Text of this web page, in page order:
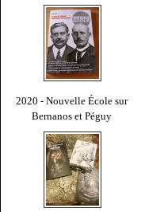
2020 - Nouvelle École sur
Bernanos et Péguy